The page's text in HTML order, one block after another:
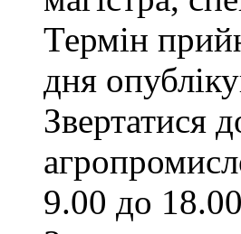
Термін
дня
Звертатися
9.00 до